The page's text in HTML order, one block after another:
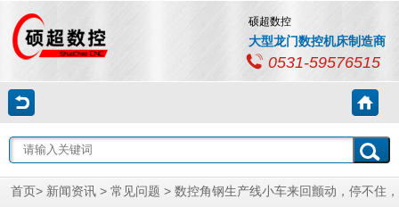
硕超数控
大型龙门数控机床制造商
0531-59576515
首页> 新闻资讯 > 常见问题 > 数控角钢生产线小车来回颤动，停不住，